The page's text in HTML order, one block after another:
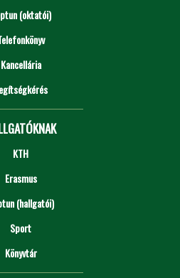
(oktatói)
Kancellária
KTH
Erasmus
(hallgatói)
Sport
Könyvtár